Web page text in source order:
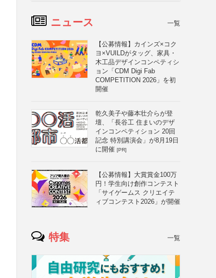
ニュース 一覧
【公募情報】カインズ×コク
ヨ×VUILDがタッグ、家具・
木工品デザインコンペティシ
ョン「CDM Digi Fab
COMPETITION 2026」を初
開催
乾久美子や藤本壮介らが登
壇、「長谷工 住まいのデザ
インコンペティション 20回
記念 特別講演会」が8月19日
に開催 [PR]
【公募情報】大賞賞金100万
円！学生向け創作コンテスト
「サイゲームス クリエイテ
ィブコンテスト2026」が開催
特集 一覧